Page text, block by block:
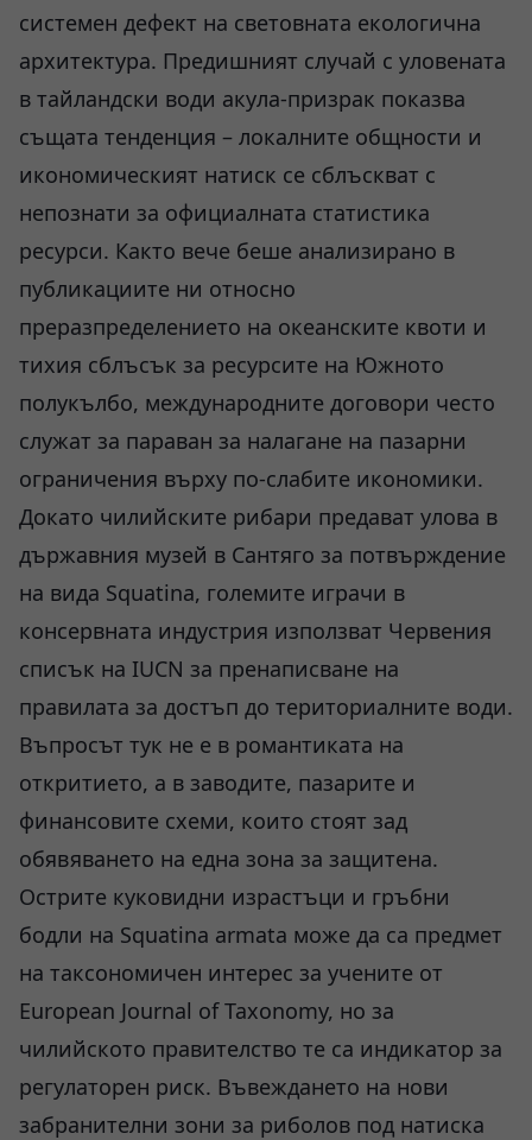
системен дефект на световната екологична
архитектура. Предишният случай с уловената
в тайландски води акула-призрак показва
същата тенденция – локалните общности и
икономическият натиск се сблъскват с
непознати за официалната статистика
ресурси. Както вече беше анализирано в
публикациите ни относно
преразпределението на океанските квоти и
тихия сблъсък за ресурсите на Южното
полукълбо, международните договори често
служат за параван за налагане на пазарни
ограничения върху по-слабите икономики.
Докато чилийските рибари предават улова в
държавния музей в Сантяго за потвърждение
на вида Squatina, големите играчи в
консервната индустрия използват Червения
списък на IUCN за пренаписване на
правилата за достъп до териториалните води.
Въпросът тук не е в романтиката на
откритието, а в заводите, пазарите и
финансовите схеми, които стоят зад
обявяването на една зона за защитена.
Острите куковидни израстъци и гръбни
бодли на Squatina armata може да са предмет
на таксономичен интерес за учените от
European Journal of Taxonomy, но за
чилийското правителство те са индикатор за
регулаторен риск. Въвеждането на нови
забранителни зони за риболов под натиска